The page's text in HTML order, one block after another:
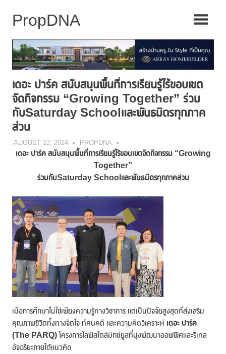
เดอะ ปาร์ค สนับสนุนพื้นที่การเรียนรู้ไร้ขอบเขต
จัดกิจกรรม “Growing Together” ร่วม
กับSaturday Schoolและพันธมิตรทุกภาค
ส่วน
AUGUST 22, 2024 PROPDNA
เดอะ ปาร์ค สนับสนุนพื้นที่การเรียนรู้ไร้ขอบเขตจัดกิจกรรม “Growing
Together”
ร่วมกับSaturday Schoolและพันธมิตรทุกภาคส่วน
เมื่อการศึกษาไม่ใช่เพียงความรู้ทางวิชาการ แต่เป็นปัจจัยสูงสุดที่ส่งเสริม
คุณภาพชีวิตทั้งทางจิตใจ ทัศนคติ และความคิดวิเคราะห์ เดอะ ปาร์ค
(The PARQ) โครงการไลฟ์สไตล์มิกซ์ยูสที่มุ่งพัฒนาออฟฟิศและรีเทล
อัจฉริยะภายใต้แนวคิด